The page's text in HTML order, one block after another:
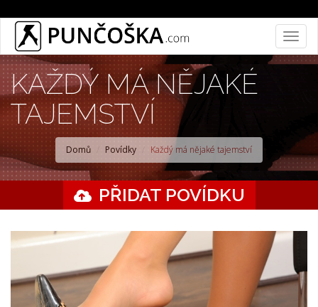
Přejít
hlavnímu
obsahu
KAŽDÝ MÁ NĚJAKÉ
TAJEMSTVÍ
Domů Povídky Každý má nějaké tajemství
PŘIDAT POVÍDKU